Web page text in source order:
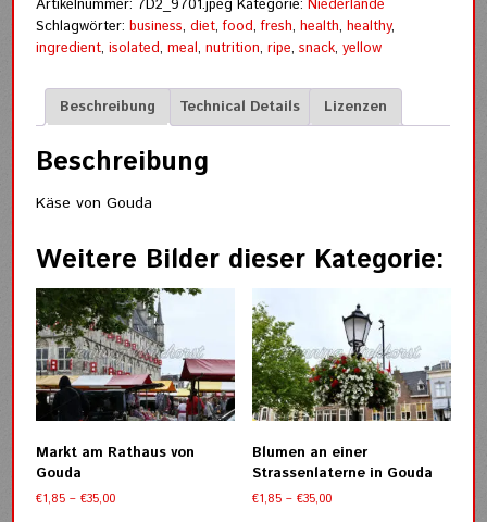
Menge
Artikelnummer: 7D2_9701.jpeg Kategorie:Niederlande
Schlagwörter:business,diet,food,fresh,health,healthy,
ingredient,isolated,meal,nutrition,ripe,snack,yellow
Beschreibung Technical Details Lizenzen
Beschreibung
Käse von Gouda
Weitere Bilder dieser Kategorie:
Markt am Rathaus von
Gouda
€1,85 –€35,00Preisspanne:
Blumen an einer
Strassenlaterne in Gouda
€1,85 – €35,00Preisspanne: